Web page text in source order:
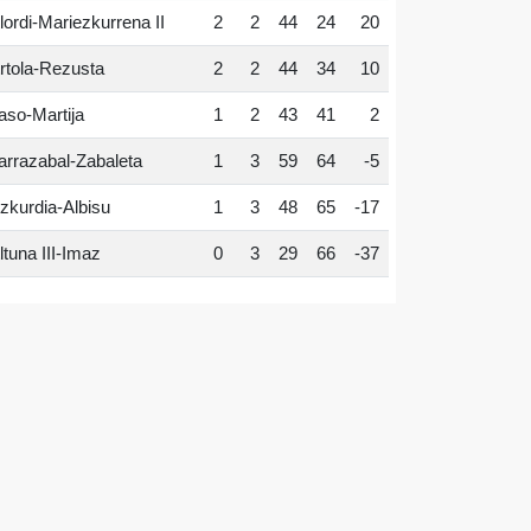
Mariezkurrena II 2 2 44 24 20
Rezusta 2 2 44 34 10
Martija 1 2 43 41 2
Zabaleta 1 3 59 64 -5
Albisu 1 3 48 65 -17
III-Imaz 0 3 29 66 -37